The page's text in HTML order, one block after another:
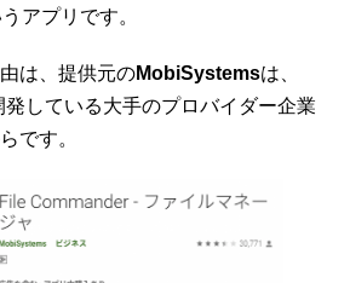
アプリです。
は、提供元のMobiSystemsは、
発している大手のプロバイダー企業
です。